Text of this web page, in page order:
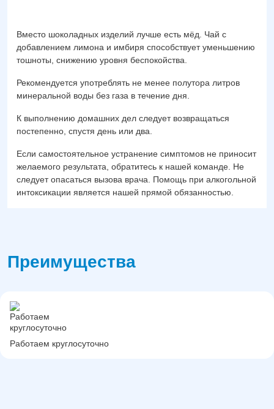
Вместо шоколадных изделий лучше есть мёд. Чай с
добавлением лимона и имбиря способствует уменьшению
тошноты, снижению уровня беспокойства.
Рекомендуется употреблять не менее полутора литров
минеральной воды без газа в течение дня.
К выполнению домашних дел следует возвращаться
постепенно, спустя день или два.
Если самостоятельное устранение симптомов не приносит
желаемого результата, обратитесь к нашей команде. Не
следует опасаться вызова врача. Помощь при алкогольной
интоксикации является нашей прямой обязанностью.
Преимущества
Работаем круглосуточно